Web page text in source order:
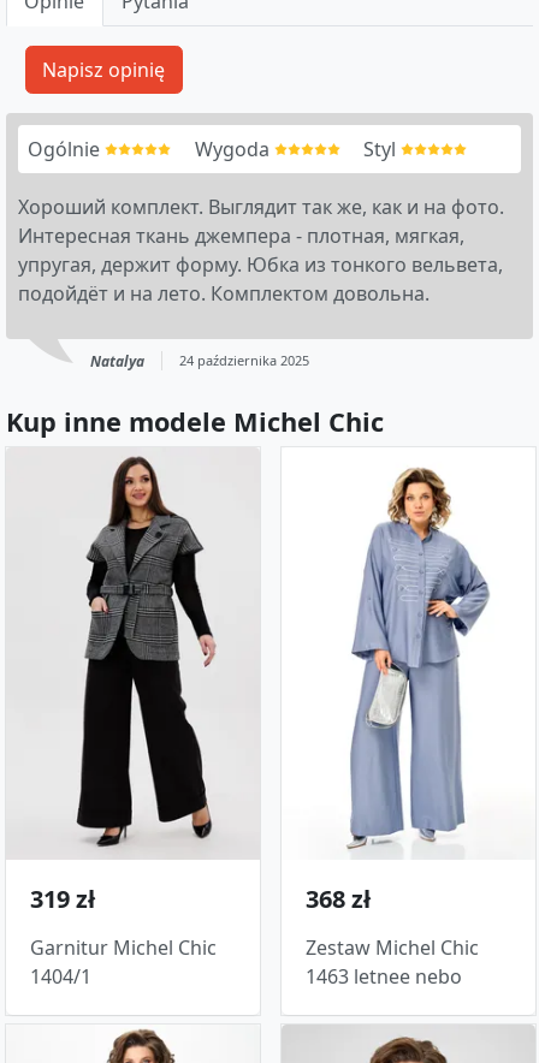
Ogólnie Wygoda Styl
Хороший комплект. Выглядит так же, как и на фото.
Интересная ткань джемпера - плотная, мягкая,
упругая, держит форму. Юбка из тонкого вельвета,
подойдёт и на лето. Комплектом довольна.
Natalya 24 października 2025
Kup inne modele Michel Chic
319 zł
Garnitur Michel Chic
1404/1
368 zł
Zestaw Michel Chic
1463 letnee nebo